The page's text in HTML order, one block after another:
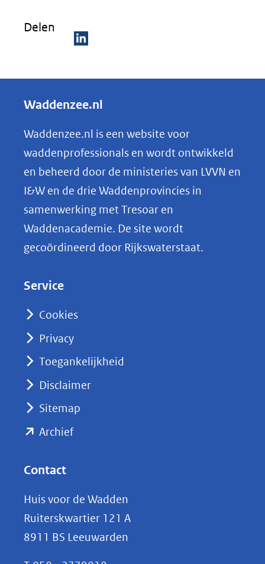
Delen
e
e
n
o
p
k
e
nieuw
naar
Waddenzee.nl
Waddenzee.nl is een website voor
waddenprofessionals en wordt ontwikkeld
en beheerd door de ministeries van LVVN en
I&W en de drie Waddenprovincies in
samenwerking met Tresoar en
Waddenacademie. De site wordt
gecoördineerd door Rijkswaterstaat.
Service
Cookies
Privacy
Toegankelijkheid
Disclaimer
Sitemap
Archief(opent
(verwijst
naar
een
Contact
Huis voor de Wadden
Ruiterskwartier 121 A
8911 BS Leeuwarden